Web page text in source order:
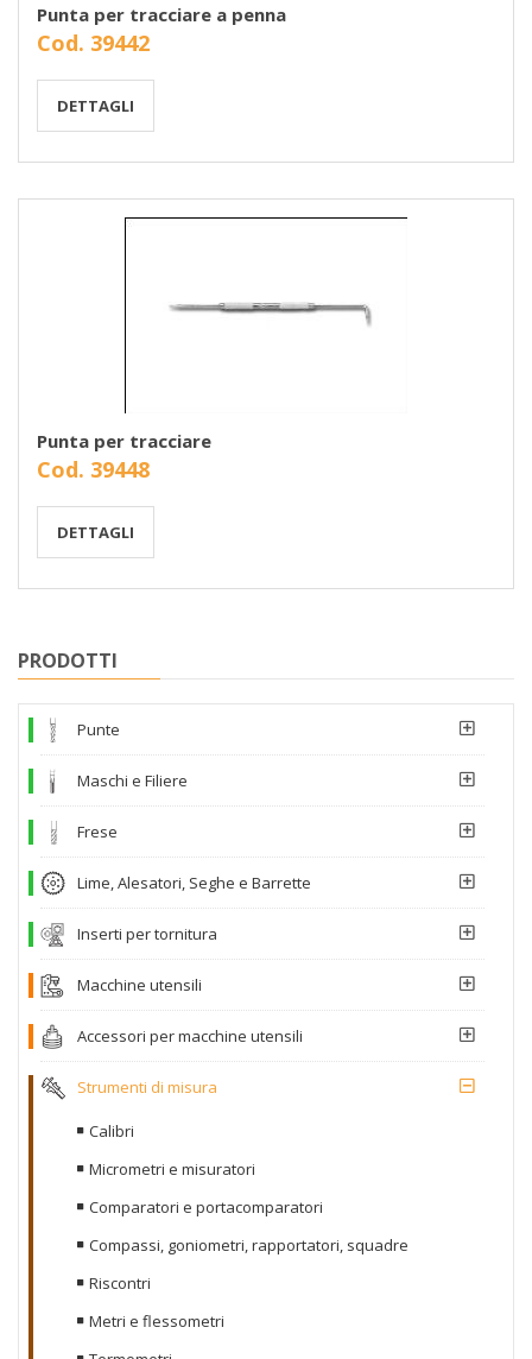
Punta per tracciare a penna
Cod. 39442
DETTAGLI
Punta per tracciare
Cod. 39448
DETTAGLI
PRODOTTI
Punte
Maschi e Filiere
Frese
Lime, Alesatori, Seghe e Barrette
Inserti per tornitura
Macchine utensili
Accessori per macchine utensili
Strumenti di misura
Calibri
Micrometri e misuratori
Comparatori e portacomparatori
Compassi, goniometri, rapportatori, squadre
Riscontri
Metri e flessometri